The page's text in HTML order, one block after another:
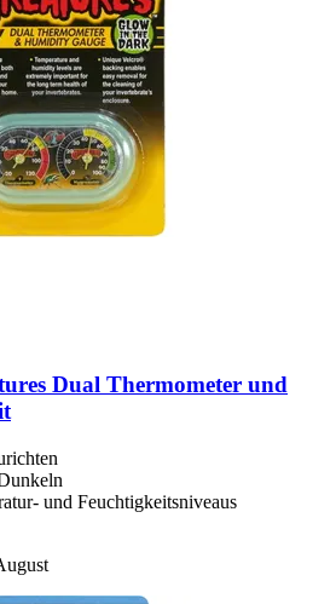
Dual Thermometer und
und Feuchtigkeitsniveaus